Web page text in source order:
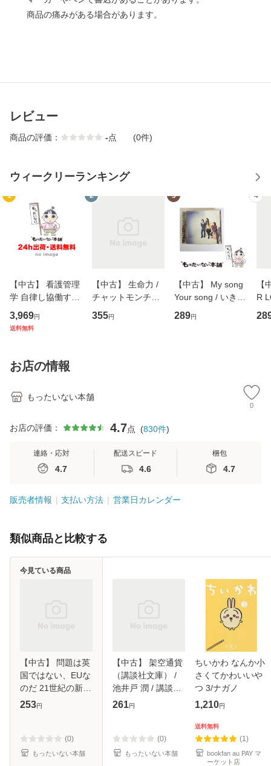
商品の痛みがある場合があります。
レビュー
商品の評価： -点 (0件)
ウィークリーランキング
1
【中古】 看護管理
学 自律し協働する
専門職の看護マネ
ジメントスキル 改
恵 藤本幸三 / 南江
堂 [単行
3,969円
送料無料
2
【中古】 生命力 /
チャットモンチー /
キューンレコード
[CD]【メール便送
355円
3
【中古】 My song
Your song / いきも
のがかり / [CD]
【メール便送料無
289円
4
【
R
産
お店の情報
もったいない本舗
0
お店の評価： 4.7点 (830件)
連絡・応対
4.7
配送スピード
4.6
梱包
4.7
販売者情報 支払い方法 営業日カレンダー
類似商品と比較する
【中古】 問題は英
国ではない、EUな
のだ 21世紀の新・
国家論 （文春新
樹 / 文藝春秋 [新
書]【メール
253円
(0)
もったいない本舗
今見ている商品
【中古】 架空通貨
（講談社文庫） /
池井戸 潤 / 講談社
[文庫]【メール便送
261円
(0)
もったいない本舗
ちいかわ なんか小
さくてかわいいや
つ 3/ナガノ
1,210円
送料無料
(1)
bookfan au PAY マ
ーケット店